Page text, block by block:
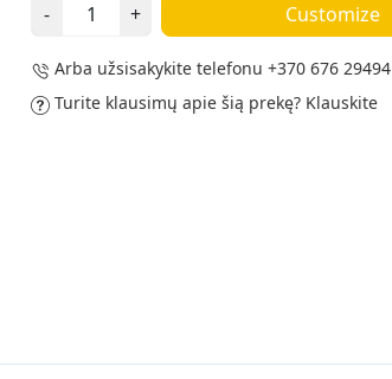
- + Customize
Arba užsisakykite telefonu +370 676 29494
Turite klausimų apie šią prekę? Klauskite